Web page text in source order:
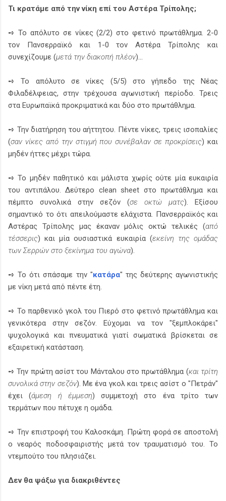
Τι κρατάμε από την νίκη επί του Αστέρα Τρίπολης;
➺ Το απόλυτο σε νίκες (2/2) στο φετινό πρωτάθλημα. 2-0
τον Πανσερραϊκό και 1-0 τον Αστέρα Τρίπολης και
συνεχίζουμε (μετά την διακοπή πλέον)...
➺ Το απόλυτο σε νίκες (5/5) στο γήπεδο της Νέας
Φιλαδέλφειας, στην τρέχουσα αγωνιστική περίοδο. Τρεις
στα Ευρωπαϊκά προκριματικά και δύο στο πρωτάθλημα.
➺ Την διατήρηση του αήττητου. Πέντε νίκες, τρεις ισοπαλίες
(σαν νίκες από την στιγμή που συνέβαλαν σε προκρίσεις) και
μηδέν ήττες μέχρι τώρα.
➺ Το μηδέν παθητικό και μάλιστα χωρίς ούτε μία ευκαιρία
του αντιπάλου. Δεύτερο clean sheet στο πρωτάθλημα και
πέμπτο συνολικά στην σεζόν (σε οκτώ ματς). Εξίσου
σημαντικό το ότι απειλούμαστε ελάχιστα. Πανσερραϊκός και
Αστέρας Τρίπολης μας έκαναν μόλις οκτώ τελικές (από
τέσσερις) και μία ουσιαστικά ευκαιρία (εκείνη της ομάδας
των Σερρών στο ξεκίνημα του αγώνα).
➺ Το ότι σπάσαμε την "κατάρα" της δεύτερης αγωνιστικής
με νίκη μετά από πέντε έτη.
➺ Το παρθενικό γκολ του Πιερό στο φετινό πρωτάθλημα και
γενικότερα στην σεζόν. Εύχομαι να τον "ξεμπλοκάρει"
ψυχολογικά και πνευματικά γιατί σωματικά βρίσκεται σε
εξαιρετική κατάσταση.
➺ Την πρώτη ασίστ του Μάνταλου στο πρωτάθλημα (και τρίτη
συνολικά στην σεζόν). Με ένα γκολ και τρεις ασίστ ο "Πετράν"
έχει (άμεση ή έμμεση) συμμετοχή στο ένα τρίτο των
τερμάτων που πέτυχε η ομάδα.
➺ Την επιστροφή του Καλοσκάμη. Πρώτη φορά σε αποστολή
ο νεαρός ποδοσφαιριστής μετά τον τραυματισμό του. Το
ντεμπούτο του πλησιάζει.
Δεν θα ψάξω για διακριθέντες